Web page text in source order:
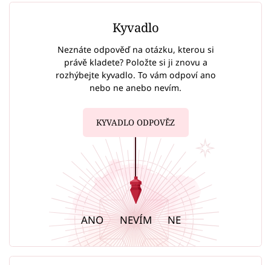
Kyvadlo
Neznáte odpověď na otázku, kterou si
právě kladete? Položte si ji znovu a
rozhýbejte kyvadlo. To vám odpoví ano
nebo ne anebo nevím.
KYVADLO ODPOVĚZ
ANO NEVÍM NE